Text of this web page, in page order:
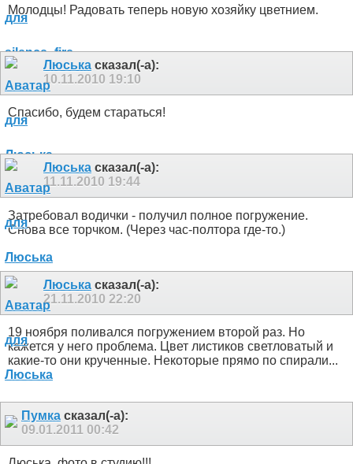
Молодцы! Радовать теперь новую хозяйку цветнием.
Люська сказал(-а):
10.11.2010 19:10
Спасибо, будем стараться!
Люська сказал(-а):
11.11.2010 19:44
Затребовал водички - получил полное погружение.
Снова все торчком. (Через час-полтора где-то.)
Люська сказал(-а):
21.11.2010 22:20
19 ноября поливался погружением второй раз. Но
кажется у него проблема. Цвет листиков светловатый и
какие-то они крученные. Некоторые прямо по спирали...
Пумка сказал(-а):
09.01.2011 00:42